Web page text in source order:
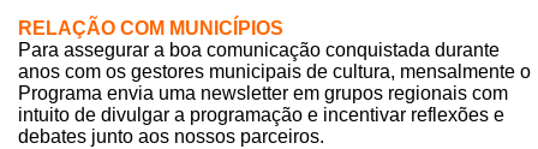
RELAÇÃO COM MUNICÍPIOS
Para assegurar a boa comunicação conquistada durante
anos com os gestores municipais de cultura, mensalmente o
Programa envia uma newsletter em grupos regionais com
intuito de divulgar a programação e incentivar reflexões e
debates junto aos nossos parceiros.